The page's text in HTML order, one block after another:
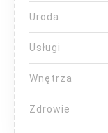
Uroda
Usługi
Wnętrza
Zdrowie